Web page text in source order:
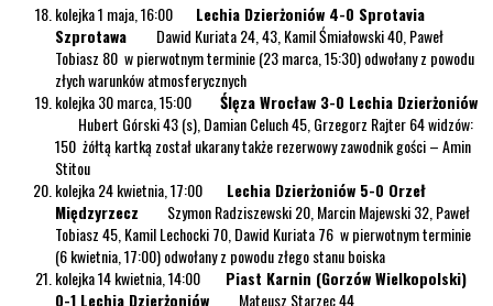
kolejka 1 maja, 16:00 Lechia Dzierżoniów 4-0 Sprotavia
Szprotawa Dawid Kuriata 24, 43, Kamil Śmiałowski 40, Paweł
Tobiasz 80 w pierwotnym terminie (23 marca, 15:30) odwołany z powodu
złych warunków atmosferycznych
kolejka 30 marca, 15:00
Ślęza Wrocław 3-0 Lechia Dzierżoniów
Hubert Górski 43 (s), Damian Celuch 45, Grzegorz Rajter 64 widzów:
150 żółtą kartką został ukarany także rezerwowy zawodnik gości – Amin
Stitou
kolejka 24 kwietnia, 17:00
Lechia Dzierżoniów 5-0 Orzeł
Międzyrzecz
Szymon Radziszewski 20, Marcin Majewski 32, Paweł
Tobiasz 45, Kamil Lechocki 70, Dawid Kuriata 76 w pierwotnym terminie
(6 kwietnia, 17:00) odwołany z powodu złego stanu boiska
kolejka 14 kwietnia, 14:00
Piast Karnin (Gorzów Wielkopolski)
0-1 Lechia Dzierżoniów Mateusz Starzec 44